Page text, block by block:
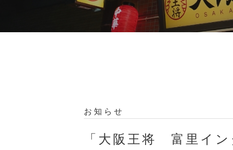
お知らせ
「大阪王将 富里イ